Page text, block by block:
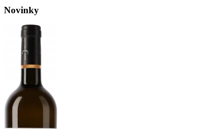
Novinky